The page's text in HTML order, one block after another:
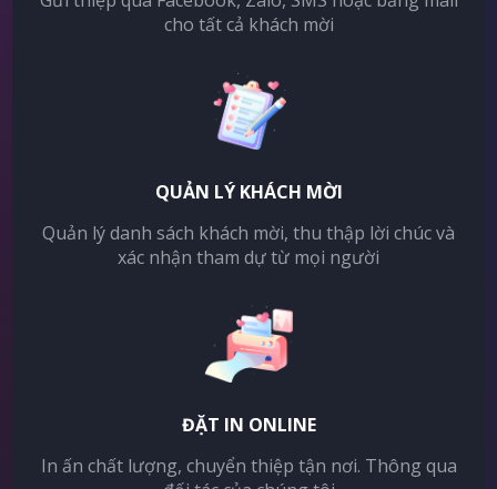
cho tất cả khách mời
QUẢN LÝ KHÁCH MỜI
Quản lý danh sách khách mời, thu thập lời chúc và
xác nhận tham dự từ mọi người
ĐẶT IN ONLINE
In ấn chất lượng, chuyển thiệp tận nơi. Thông qua